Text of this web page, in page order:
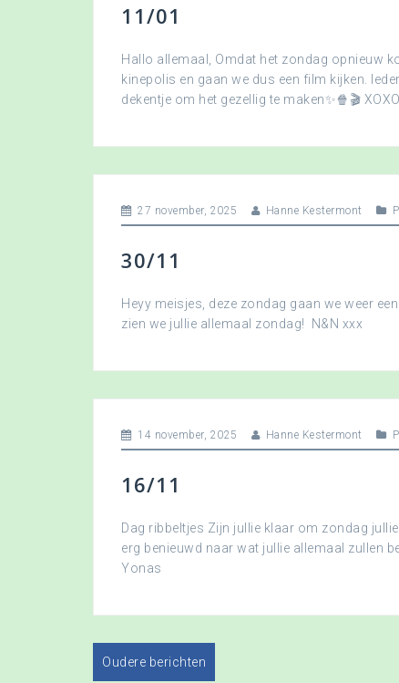
11/01
Hallo allemaal, Omdat het zondag opnieuw
kinepolis en gaan we dus een film kijken.
dekentje om het gezellig te maken✨🍿🎬
27 november, 2025 Hanne Kestermont
30/11
Heyy meisjes, deze zondag gaan we weer
zien we jullie allemaal zondag! N&N xxx
14 november, 2025 Hanne Kestermont
16/11
Dag ribbeltjes Zijn jullie klaar om zondag
erg benieuwd naar wat jullie allemaal zullen
Yonas
Oudere berichten